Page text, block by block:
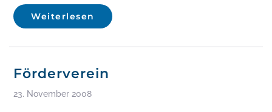
Weiterlesen
Förderverein
23. November 2008